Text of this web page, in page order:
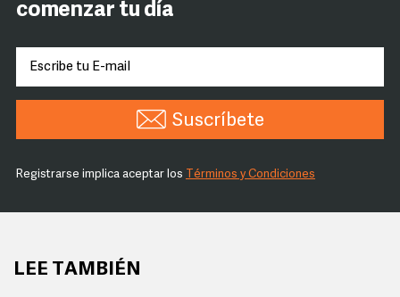
comenzar tu día
Suscríbete
Registrarse implica aceptar los Términos y Condiciones
LEE TAMBIÉN